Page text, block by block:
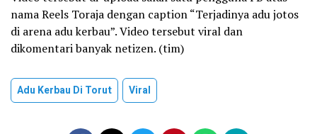
nama Reels Toraja dengan caption “Terjadinya adu jotos
di arena adu kerbau”. Video tersebut viral dan
dikomentari banyak netizen. (tim)
Adu Kerbau Di Torut Viral